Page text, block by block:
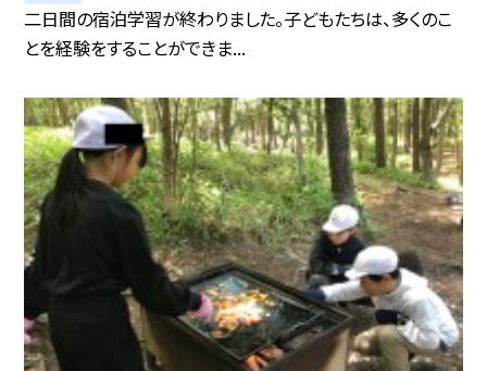
二日間の宿泊学習が終わりました。子どもたちは、多くのこ
とを経験をすることができま...